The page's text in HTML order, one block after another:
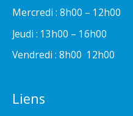
Mercredi : 8h00 – 12h00
Jeudi : 13h00 – 16h00
Vendredi : 8h00  12h00
Liens